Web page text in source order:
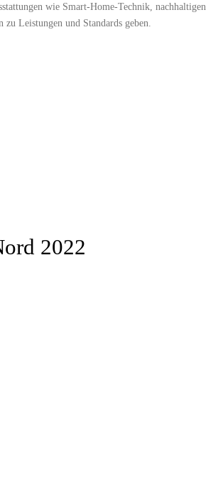
wie Smart-Home-Technik, nachhaltigen
Leistungen und Standards geben.
2022